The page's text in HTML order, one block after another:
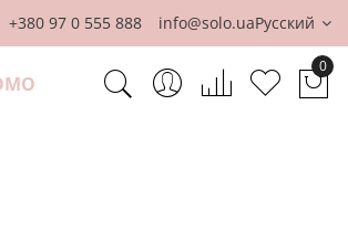
+380 97 0 555 888 info@solo.uaРусский
0